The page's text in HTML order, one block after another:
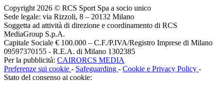
Copyright 2026 © RCS Sport Spa a socio unico
Sede legale: via Rizzoli, 8 – 20132 Milano
Soggetta ad attività di direzione e coordinamento di RCS
MediaGroup S.p.A.
Capitale Sociale € 100.000 – C.F./P.IVA/Registro Imprese di Milano
09597370155 - R.E.A. di Milano 1302385
Per la pubblicità: CAIRORCS MEDIA
Preferenze sui cookie - Safeguarding - Cookie e Privacy Policy -
Stato del consenso ai cookie: